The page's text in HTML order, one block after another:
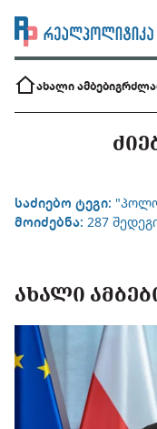
ახალი ამბები
საძიებო ტეგი:
მოიძებნა: 287
ᲐᲮᲐᲚᲘ